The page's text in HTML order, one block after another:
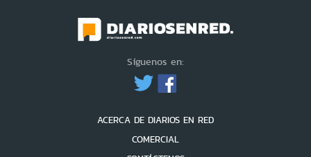
Síguenos en:
ACERCA DE DIARIOS EN RED
COMERCIAL